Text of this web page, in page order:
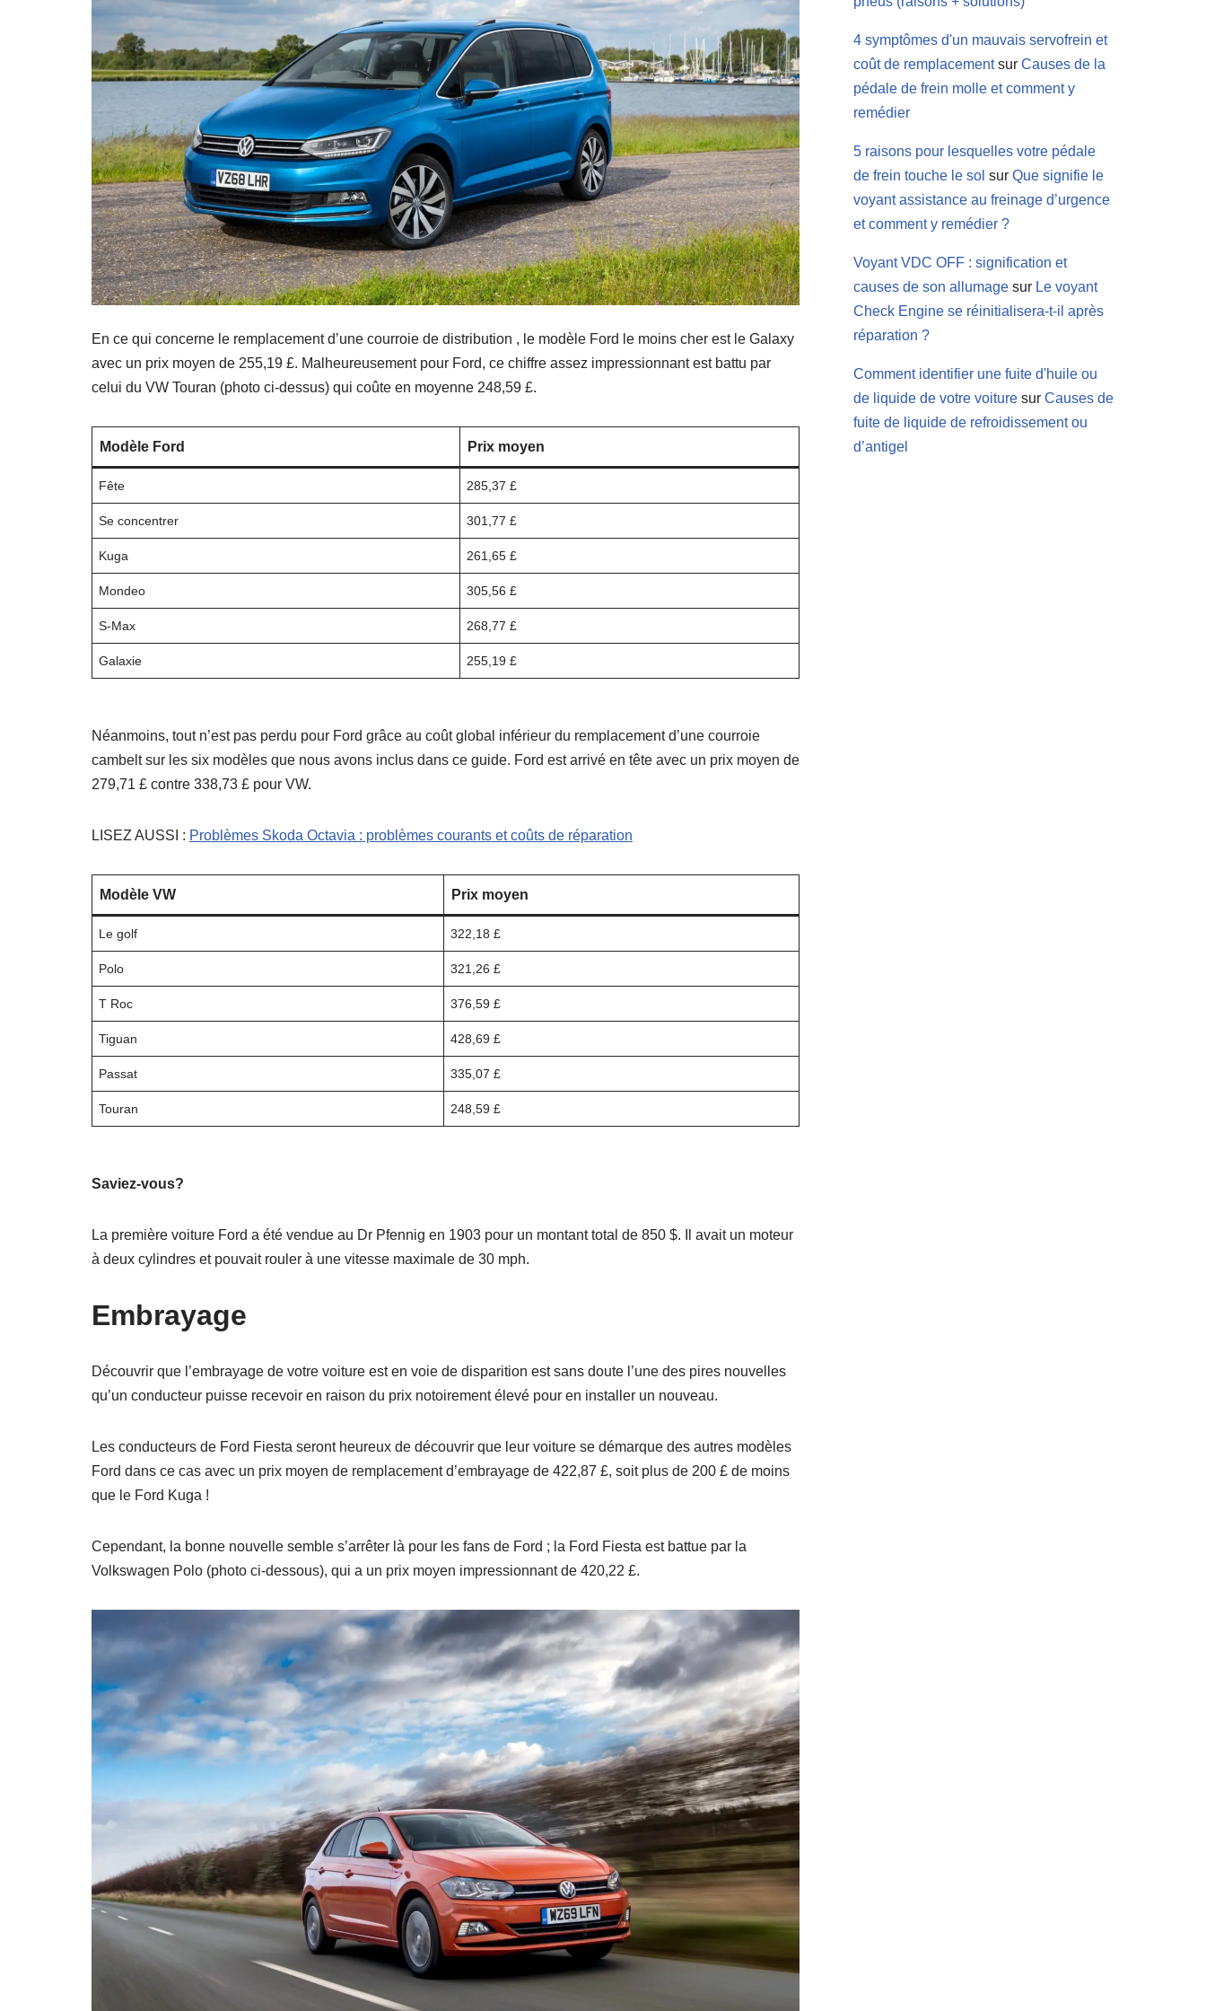
En ce qui concerne le remplacement d’une courroie de distribution , le modèle Ford le moins cher est le Galaxy
avec un prix moyen de 255,19 £. Malheureusement pour Ford, ce chiffre assez impressionnant est battu par
celui du VW Touran (photo ci-dessus) qui coûte en moyenne 248,59 £.
Modèle Ford Prix ​​moyen
Fête 285,37 £
Se concentrer 301,77 £
Kuga 261,65 £
Mondeo 305,56 £
S-Max 268,77 £
Galaxie 255,19 £
Néanmoins, tout n’est pas perdu pour Ford grâce au coût global inférieur du remplacement d’une courroie
cambelt sur les six modèles que nous avons inclus dans ce guide. Ford est arrivé en tête avec un prix moyen de
279,71 £ contre 338,73 £ pour VW.
LISEZ AUSSI : Problèmes Skoda Octavia : problèmes courants et coûts de réparation
Modèle VW Prix ​​moyen
Le golf 322,18 £
Polo 321,26 £
T Roc 376,59 £
Tiguan 428,69 £
Passat 335,07 £
Touran 248,59 £
Saviez-vous?
La première voiture Ford a été vendue au Dr Pfennig en 1903 pour un montant total de 850 $. Il avait un moteur
à deux cylindres et pouvait rouler à une vitesse maximale de 30 mph.
Embrayage
Découvrir que l’embrayage de votre voiture est en voie de disparition est sans doute l’une des pires nouvelles
qu’un conducteur puisse recevoir en raison du prix notoirement élevé pour en installer un nouveau.
Les conducteurs de Ford Fiesta seront heureux de découvrir que leur voiture se démarque des autres modèles
Ford dans ce cas avec un prix moyen de remplacement d’embrayage de 422,87 £, soit plus de 200 £ de moins
que le Ford Kuga !
Cependant, la bonne nouvelle semble s’arrêter là pour les fans de Ford ; la Ford Fiesta est battue par la
Volkswagen Polo (photo ci-dessous), qui a un prix moyen impressionnant de 420,22 £.
4 symptômes d'un mauvais servofrein et
coût de remplacementsur Causes de la
pédale de frein molle et comment y
remédier
5 raisons pour lesquelles votre pédale
de frein touche le sol sur Que signifie le
voyant assistance au freinage d’urgence
et comment y remédier ?
Voyant VDC OFF : signification et
causes de son allumage sur Le voyant
Check Engine se réinitialisera-t-il après
réparation ?
Comment identifier une fuite d'huile ou
de liquide de votre voiture sur Causes de
fuite de liquide de refroidissement ou
d’antigel